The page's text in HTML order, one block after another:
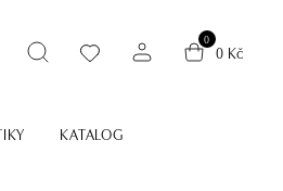
0
0 Kč
KATALOG